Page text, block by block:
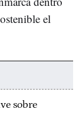
el
sobre